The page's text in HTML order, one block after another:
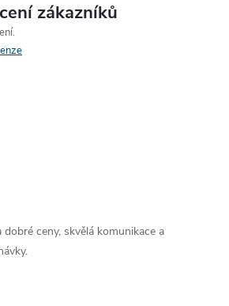
zákazníků
ceny, skvělá komunikace a